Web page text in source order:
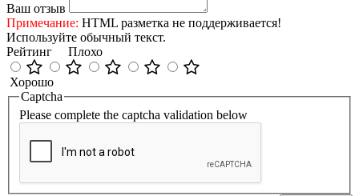
Ваш отзыв
Примечание: HTML разметка не поддерживается!
Используйте обычный текст.
Рейтинг Плохо
Хорошо
Captcha
Please complete the captcha validation below